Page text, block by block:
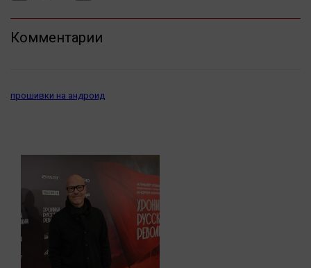
Bookworms
Актуальная тема
Вирус чтения
Вкусное
Гороскоп
Дети
Комментарии
прошивки на андроид